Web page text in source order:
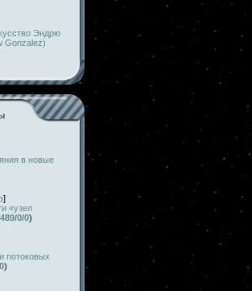
Эндрю
Gonzalez)
в новые
]
«узел
0/0)
потоковых
)